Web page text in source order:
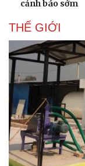
cảnh báo sớm
THẾ GIỚI